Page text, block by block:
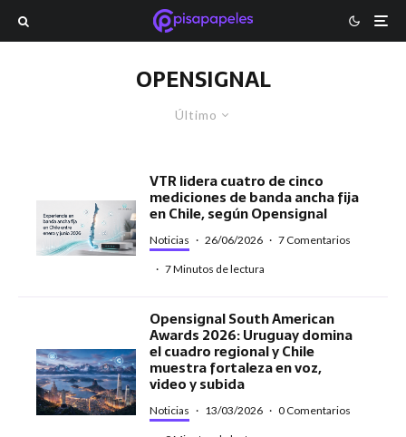
OPENSIGNAL
Último
VTR lidera cuatro de cinco
mediciones de banda ancha fija
en Chile, según Opensignal
Noticias · 26/06/2026 · 7 Comentarios
· 7 Minutos de lectura
Opensignal South American
Awards 2026: Uruguay domina
el cuadro regional y Chile
muestra fortaleza en voz,
video y subida
Noticias · 13/03/2026 · 0 Comentarios